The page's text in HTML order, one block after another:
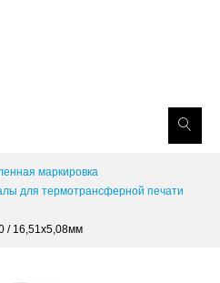
маркировка
для термотрансферной печати
/ 16,51x5,08мм